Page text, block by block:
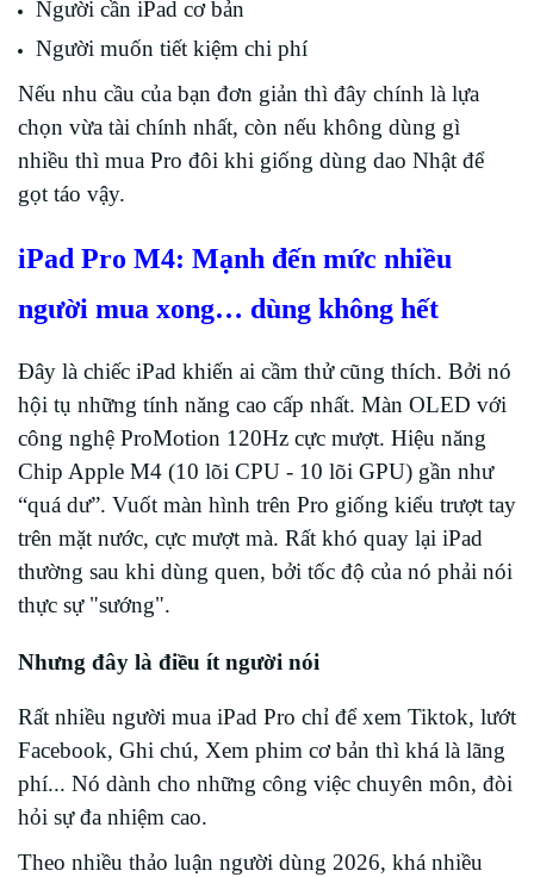
Người cần iPad cơ bản
Người muốn tiết kiệm chi phí
Nếu nhu cầu của bạn đơn giản thì đây chính là lựa
chọn vừa tài chính nhất, còn nếu không dùng gì
nhiều thì mua Pro đôi khi giống dùng dao Nhật để
gọt táo vậy.
iPad Pro M4: Mạnh đến mức nhiều
người mua xong… dùng không hết
Đây là chiếc iPad khiến ai cầm thử cũng thích. Bởi nó
hội tụ những tính năng cao cấp nhất. Màn OLED với
công nghệ ProMotion 120Hz cực mượt. Hiệu năng
Chip Apple M4 (10 lõi CPU - 10 lõi GPU) gần như
“quá dư”. Vuốt màn hình trên Pro giống kiểu trượt tay
trên mặt nước, cực mượt mà. Rất khó quay lại iPad
thường sau khi dùng quen, bởi tốc độ của nó phải nói
thực sự "sướng".
Nhưng đây là điều ít người nói
Rất nhiều người mua iPad Pro chỉ để xem Tiktok, lướt
Facebook, Ghi chú, Xem phim cơ bản thì khá là lãng
phí... Nó dành cho những công việc chuyên môn, đòi
hỏi sự đa nhiệm cao.
Theo nhiều thảo luận người dùng 2026, khá nhiều